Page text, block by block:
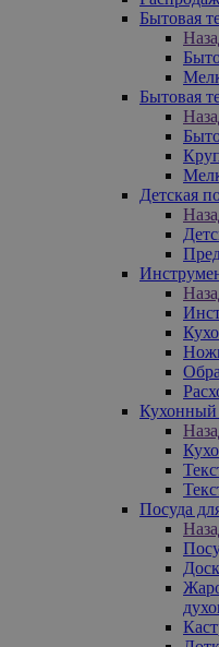
Бытовая
Бытовая
Детская
Кухонный
Посуда